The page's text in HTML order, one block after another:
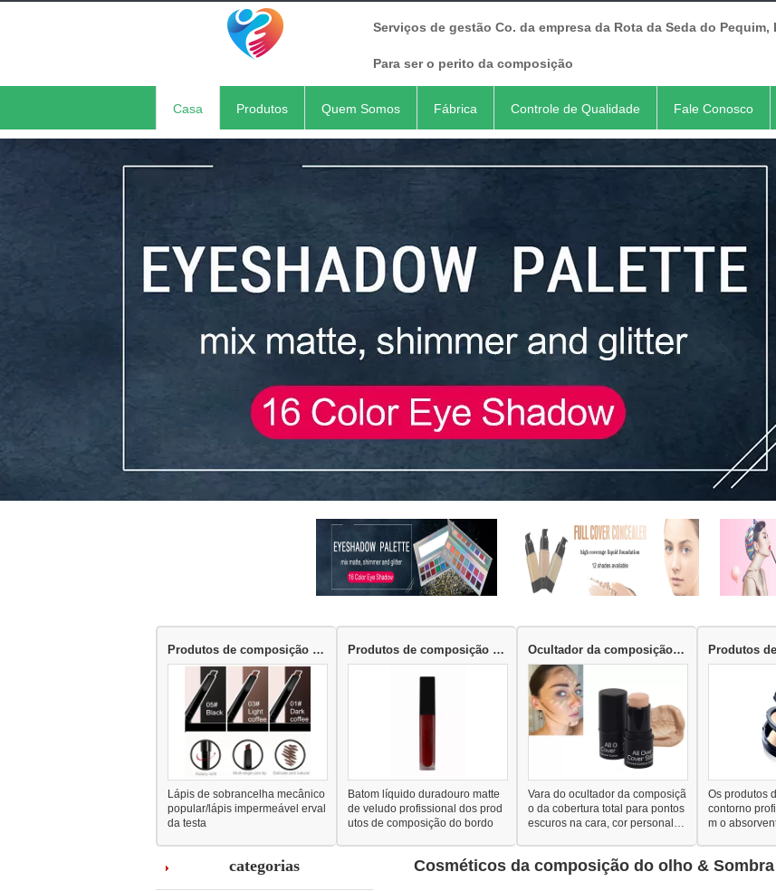
Serviços de gestão Co. da empresa da Rota da Seda do Pequim,
Para ser o perito da composição
Casa Produtos Quem Somos Fábrica Controle de Qualidade Fale Conosco
Produtos de composição das sobrancelhas
Lápis de sobrancelha mecânico
popular/lápis impermeável erval
da testa
Produtos de composição do bordo
Batom líquido duradouro matte
de veludo profissional dos prod
utos de composição do bordo
Ocultador da composição da cara
Vara do ocultador da composiçã
o da cobertura total para pontos
escuros na cara, cor personaliz
Os produtos
contorno
m o
categorias Cosméticos da composição do olho &